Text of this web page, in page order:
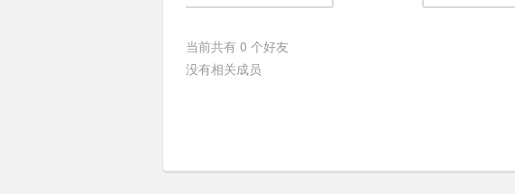
络
当前共有 0 个好友
没有相关成员